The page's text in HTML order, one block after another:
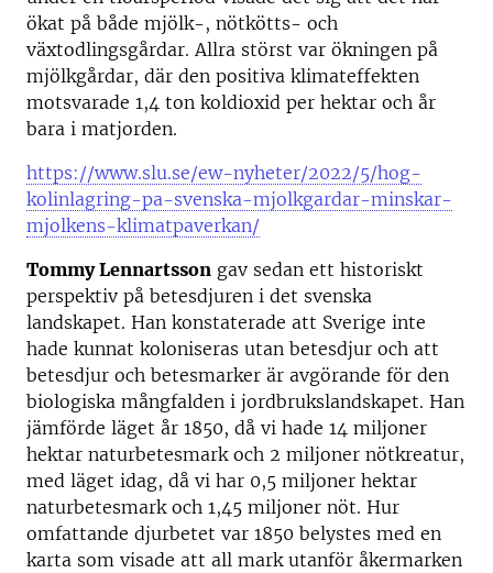
ökat på både mjölk-, nötkötts- och
växtodlingsgårdar. Allra störst var ökningen på
mjölkgårdar, där den positiva klimateffekten
motsvarade 1,4 ton koldioxid per hektar och år
bara i matjorden.
https://www.slu.se/ew-nyheter/2022/5/hog-
kolinlagring-pa-svenska-mjolkgardar-minskar-
mjolkens-klimatpaverkan/
Tommy Lennartsson gav sedan ett historiskt
perspektiv på betesdjuren i det svenska
landskapet. Han konstaterade att Sverige inte
hade kunnat koloniseras utan betesdjur och att
betesdjur och betesmarker är avgörande för den
biologiska mångfalden i jordbrukslandskapet. Han
jämförde läget år 1850, då vi hade 14 miljoner
hektar naturbetesmark och 2 miljoner nötkreatur,
med läget idag, då vi har 0,5 miljoner hektar
naturbetesmark och 1,45 miljoner nöt. Hur
omfattande djurbetet var 1850 belystes med en
karta som visade att all mark utanför åkermarken